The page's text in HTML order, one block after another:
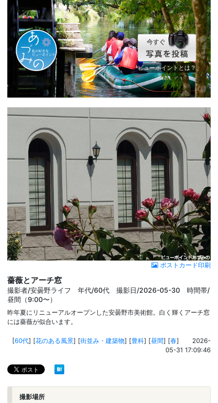
ビューポイントとは？
ポストカード印刷
薔薇とアーチ窓
撮影者/安曇野ライフ 年代/60代 撮影日/2026-05-30 時間帯/
昼間（9:00〜）
昨年夏にリニューアルオープンした安曇野市美術館。白く輝くアーチ窓
には薔薇が似合います。
[60代] [花のある風景] [街並み・建築物] [豊科] [昼間] [春]
2026-
05-31 17:09:46
撮影場所